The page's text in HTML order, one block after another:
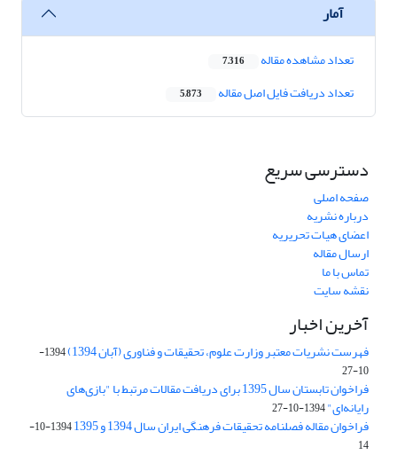
آمار
تعداد مشاهده مقاله 7,316
تعداد دریافت فایل اصل مقاله 5,873
دسترسی سریع
صفحه اصلی
درباره نشریه
اعضای هیات تحریریه
ارسال مقاله
تماس با ما
نقشه سایت
آخرین اخبار
فهرست نشریات معتبر وزارت علوم، تحقیقات و فناوری (آبان 1394)
1394-
10-27
فراخوان تابستان سال 1395 برای دریافت مقالات مرتبط با "بازی‌های
رایانه‌ای"1394-10-27
فراخوان مقاله فصلنامه تحقیقات فرهنگی ایران سال 1394 و 1395
1394-10-
14